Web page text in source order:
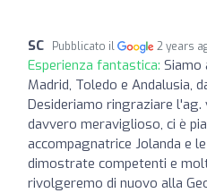
SC Pubblicato il 2 years
Esperienza fantastica: Siamo
Madrid, Toledo e Andalusia,
Desideriamo ringraziare
davvero meraviglioso, ci è
accompagnatrice Jolanda e
dimostrate competenti e
rivolgeremo di nuovo alla